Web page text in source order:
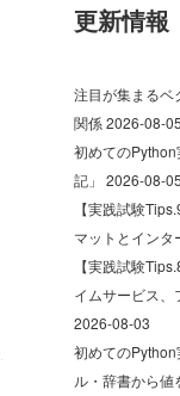
更新情報
注目が集まるベ
関係2026-08-05
初めての
記」 2026-08-05
【実践試験
マットとイン
【実践試験
イムサービス、
2026-08-03
初めての
ル・辞書から値